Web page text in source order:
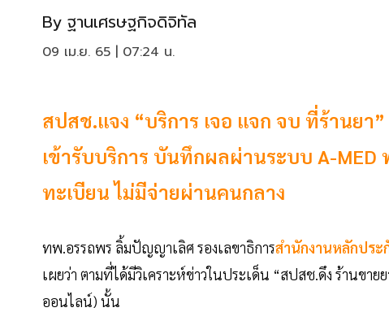
By ฐานเศรษฐกิจดิจิทัล
09 เม.ย. 65 | 07:24 น.
สปสช.แจง “บริการ เจอ แจก จบ ที่ร้านย
เข้ารับบริการ บันทึกผลผ่านระบบ A-
ทะเบียน ไม่มีจ่ายผ่านคนกลาง
ทพ.อรรถพร ลิ้มปัญญาเลิศ รองเลขาธิการสำนักงานหลักปร
เผยว่า ตามที่ได้มีวิเคราะห์ข่าวในประเด็น “สปสช.ดึง ร้านข
ออนไลน์) นั้น